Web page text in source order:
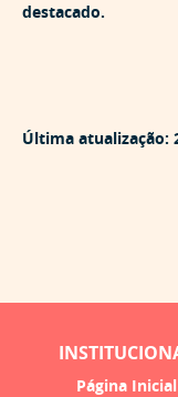
destacado.
Última atualização:
Página Inicial